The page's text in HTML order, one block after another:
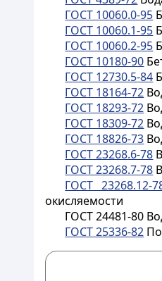
ГОСТ 10060.0-95
ГОСТ 10060.1-95
ГОСТ 10060.2-95
ГОСТ 10180-90
ГОСТ 12730.5-84
ГОСТ 18164-72
ГОСТ 18293-72
ГОСТ 18309-72
ГОСТ 18826-73
ГОСТ 23268.6-78
ГОСТ 23268.7-78
ГОСТ 23268.12-
окисляемости
ГОСТ 24481-80
ГОСТ 25336-82